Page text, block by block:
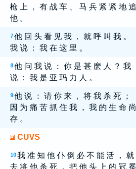
枪 上 ， 有 战 车 、 马 兵 紧 紧 地 追
他 。
7 他 回 头 看 见 我 ， 就 呼 叫 我 。
我 说 ： 我 在 这 里 。
8 他 问 我 说 ： 你 是 甚 麽 人 ？ 我
说 ： 我 是 亚 玛 力 人 。
9 他 说 ： 请 你 来 ， 将 我 杀 死 ；
因 为 痛 苦 抓 住 我 ， 我 的 生 命 尚
存 。
CUVS
10 我 准 知 他 仆 倒 必 不 能 活 ， 就
去 将 他 杀 死 ， 把 他 头 上 的 冠 冕